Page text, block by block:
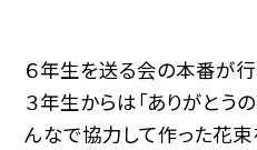
６年生を送る会の本番が行
３年生からは「ありがとう
んなで協力して作った花束